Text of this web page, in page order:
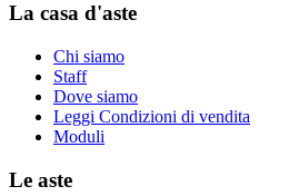
La casa d'aste
Chi siamo
Staff
Dove siamo
Leggi Condizioni di vendita
Moduli
Le aste